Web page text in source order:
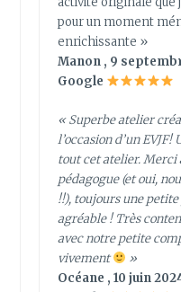
pour un moment
enrichissante »
Manon , 9
Google
« Superbe atelier
l’occasion d’un
tout cet atelier. Merci
pédagogue (et oui,
!!), toujours une
agréable ! Très
avec notre petite
vivement
»
Océane , 10 juin